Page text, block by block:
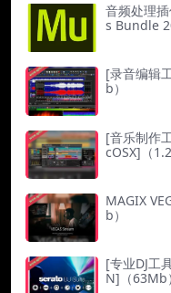
音频处理
s Bundle
[录音编辑
b）
[音乐制作
cOSX]（
MAGIX
b）
[专业DJ工
N]（63Mb）